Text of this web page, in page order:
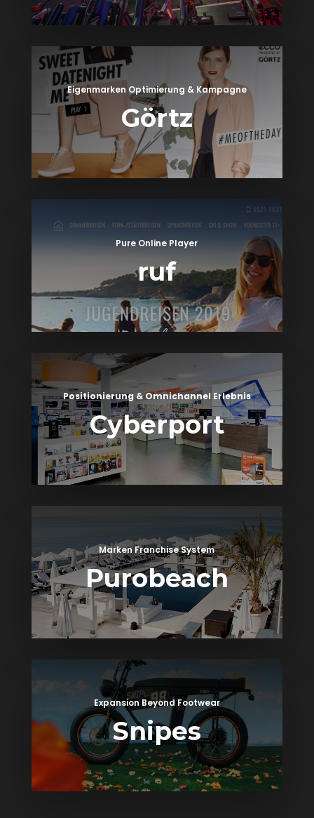
Eigenmarken Optimierung & Kampagne
Görtz
Pure Online Player
ruf
Positionierung & Omnichannel Erlebnis
Cyberport
Marken Franchise System
Purobeach
Expansion Beyond Footwear
Snipes